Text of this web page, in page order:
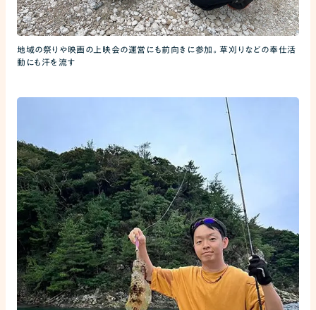
地域の祭りや映画の上映会の運営にも前向きに参加。草刈りなどの奉仕活
動にも汗を流す